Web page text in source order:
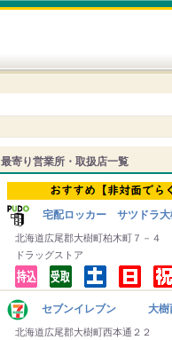
最寄り営業所・取扱店一覧
宅配ロッカー サツドラ大
北海道広尾郡大樹町柏木町７－４
ドラッグストア
セブンイレブン 大樹
北海道広尾郡大樹町西本通２２